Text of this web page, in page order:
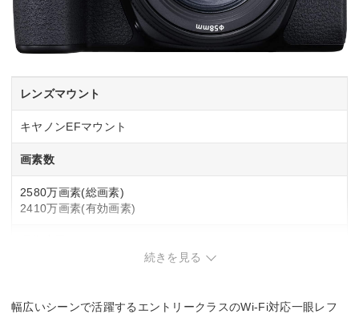
レンズマウント
キヤノンEFマウント
画素数
2580万画素(総画素)
2410万画素(有効画素)
CMOS
続きを見る
幅広いシーンで活躍するエントリークラスのWi-Fi対応一眼レフ